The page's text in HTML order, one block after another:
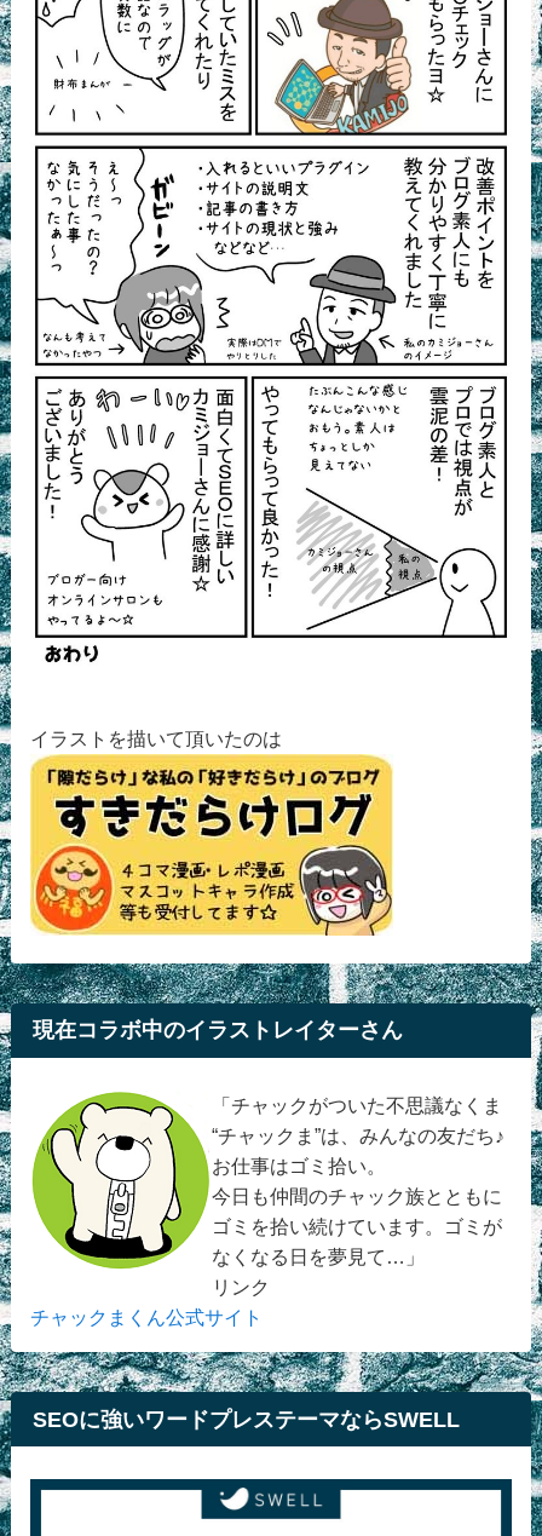
イラストを描いて頂いたのは
現在コラボ中のイラストレイターさん
「チャックがついた不思議なくま
“チャックま”は、みんなの友だち♪
お仕事はゴミ拾い。
今日も仲間のチャック族とともに
ゴミを拾い続けています。ゴミが
なくなる日を夢見て…」
リンク
チャックまくん公式サイト
SEOに強いワードプレステーマならSWELL